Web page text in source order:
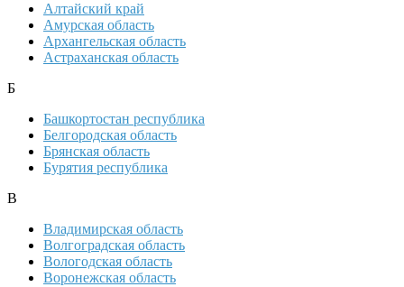
Алтайский край
Амурская область
Архангельская область
Астраханская область
Б
Башкортостан республика
Белгородская область
Брянская область
Бурятия республика
В
Владимирская область
Волгоградская область
Вологодская область
Воронежская область